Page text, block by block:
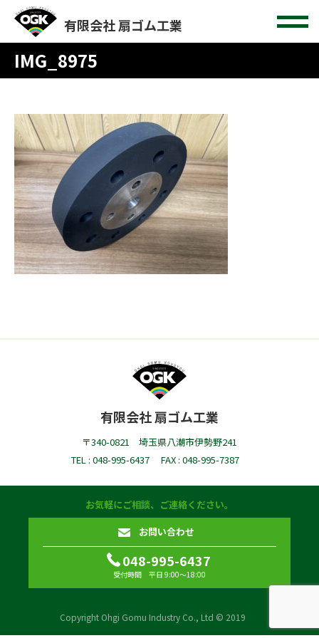
有限会社 扇ゴム工業
IMG_8975
有限会社 扇ゴム工業
〒340-0821 埼玉県八潮市伊勢野241
TEL : 048-995-6437
FAX : 048-995-7387
お気軽にご相談、ご連絡ください。
お問い合わせ
048-995-6437
受付時間 平日 9:00〜18:00
Copyright Ohgi Gomu Industry Co., Ltd © 2019